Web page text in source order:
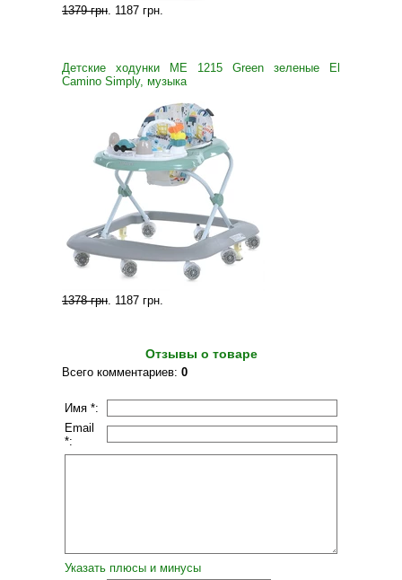
1379 грн. 1187 грн.
Детские ходунки ME 1215 Green зеленые El
Camino Simply, музыка
1378 грн. 1187 грн.
Отзывы о товаре
Всего комментариев: 0
Имя *:
Email
*:
Указать плюсы и минусы